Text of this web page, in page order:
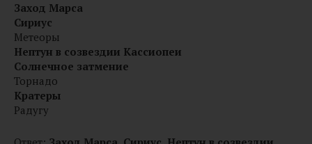
Заход Марса
Сириус
Метеоры
Нептун в созвездии Кассиопеи
Солнечное затмение
Торнадо
Кратеры
Радугу